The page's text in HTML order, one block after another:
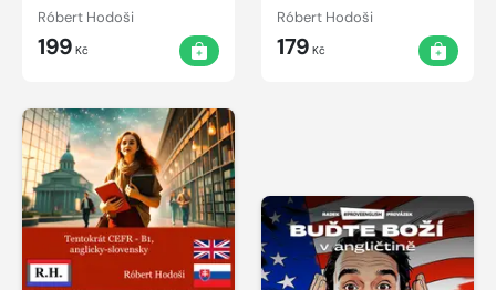
Róbert Hodoši
199 Kč
Róbert Hodoši
179 Kč